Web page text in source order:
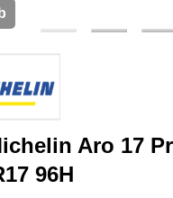
Aro 17
96H